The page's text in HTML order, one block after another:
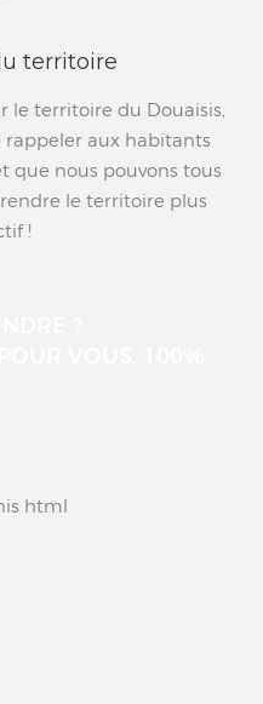
territoire
le territoire du Douaisis,
rappeler aux habitants
que nous pouvons tous
le territoire plus
!
html